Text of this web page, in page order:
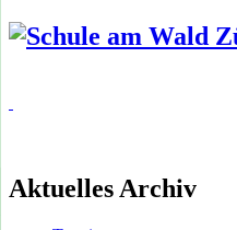
Aktuelles Archiv